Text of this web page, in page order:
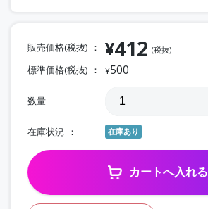
販売価格(税抜) ¥412 (税抜)
標準価格(税抜) ¥500
数量
在庫状況 在庫あり
カートへ入れる